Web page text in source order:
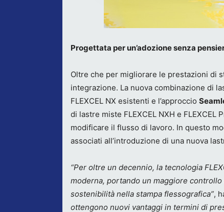
Progettata per un’adozione senza
Oltre che per migliorare le prestazioni di
integrazione. La nuova combinazione di
FLEXCEL NX esistenti e l’approccio
di lastre miste FLEXCEL NXH e
modificare il flusso di lavoro. In questo
associati all’introduzione di una nuova
“Per oltre un decennio, la tecnologia
moderna, portando un maggiore
sostenibilità nella stampa flessografica”,
ottengono nuovi vantaggi in termini di